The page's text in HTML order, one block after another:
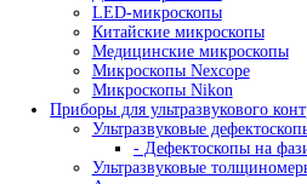
Машины для
Настольные
Разрывные машины
Разрывные машины для
Универсальные
Электромеханические
Маятниковые копры